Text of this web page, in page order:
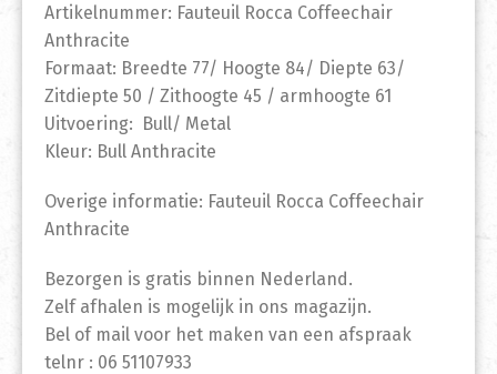
Artikelnummer: Fauteuil Rocca Coffeechair
Anthracite
Formaat: Breedte 77/ Hoogte 84/ Diepte 63/
Zitdiepte 50 / Zithoogte 45 / armhoogte 61
Uitvoering: Bull/ Metal
Kleur: Bull Anthracite
Overige informatie: Fauteuil Rocca Coffeechair
Anthracite
Bezorgen is gratis binnen Nederland.
Zelf afhalen is mogelijk in ons magazijn.
Bel of mail voor het maken van een afspraak
telnr : 06 51107933